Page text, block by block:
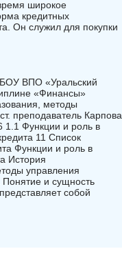
широкое
кредитных
Он служил для покупки
ВПО «Уральский
«Финансы»
методы
преподаватель Карпова
1.1 Функции и роль в
11 Список
Функции и роль в
История
управления
Понятие и сущность
собой